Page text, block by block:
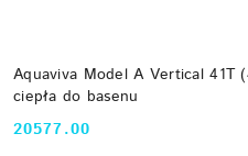
Aquaviva Model A Vertical 41T
ciepła do basenu
Cena:
20577.00